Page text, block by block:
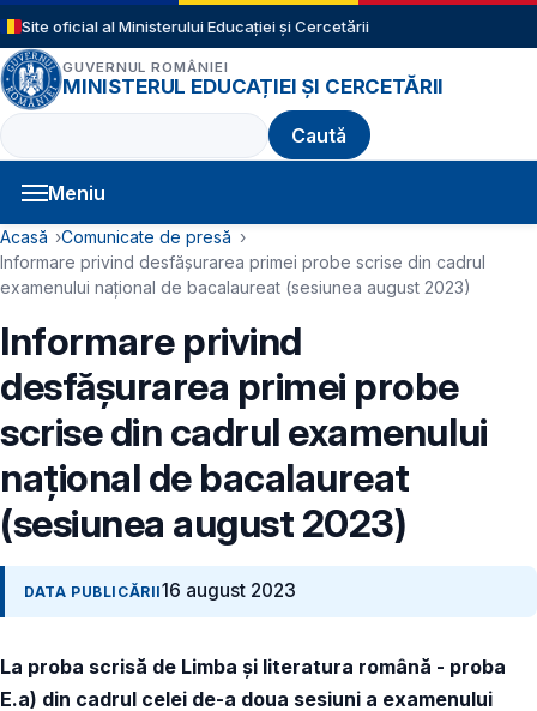
Sari la conținutul principal
Site oficial al Ministerului Educației și Cercetării
GUVERNUL ROMÂNIEI
MINISTERUL EDUCAȚIEI ȘI CERCETĂRII
Caută
Meniu
Navigație principală
Cale de navigare
Acasă
Comunicate de presă
Informare privind desfășurarea primei probe scrise din cadrul
examenului național de bacalaureat (sesiunea august 2023)
Informare privind
desfășurarea primei probe
scrise din cadrul examenului
național de bacalaureat
(sesiunea august 2023)
DATA PUBLICĂRII16 august 2023
La proba scrisă de Limba și literatura română - proba
E.a) din cadrul celei de-a doua sesiuni a examenului